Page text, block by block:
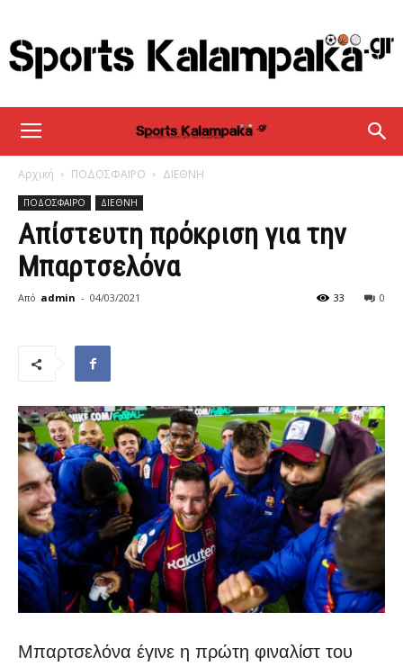
sportskalampaka
Αρχική ΠΟΔΟΣΦΑΙΡΟ ΔΙΕΘΝΗ
ΠΟΔΟΣΦΑΙΡΟ ΔΙΕΘΝΗ
Απίστευτη πρόκριση για την
Μπαρτσελόνα
Από admin - 04/03/2021 0
33
Μπαρτσελόνα έγινε η πρώτη φιναλίστ του